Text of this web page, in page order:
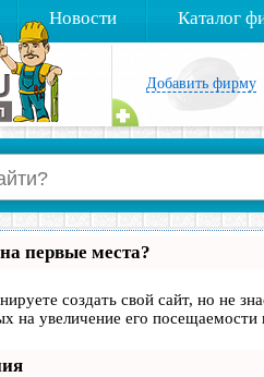
Новости Каталог
Добавить фирму
первые места?
создать свой сайт, но не
на увеличение его